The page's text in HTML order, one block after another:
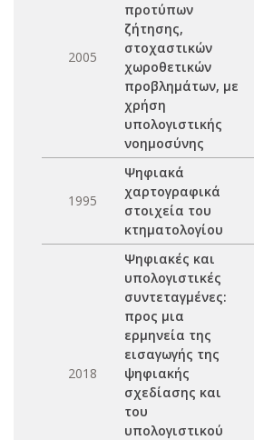
2005
προτύπων
ζήτησης,
στοχαστικών
χωροθετικών
προβλημάτων, με
χρήση
υπολογιστικής
νοημοσύνης
1995
Ψηφιακά
χαρτογραφικά
στοιχεία του
κτηματολογίου
2018
Ψηφιακές και
υπολογιστικές
συντεταγμένες:
προς μια
ερμηνεία της
εισαγωγής της
ψηφιακής
σχεδίασης και
του
υπολογιστικού